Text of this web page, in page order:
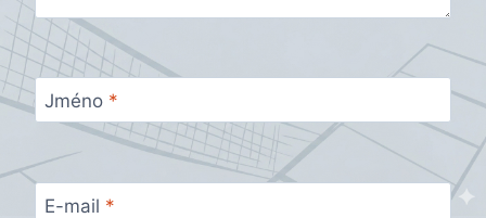
Jméno *
E-mail *